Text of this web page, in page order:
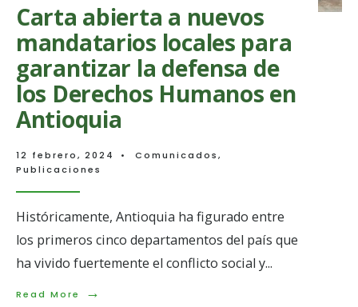
Segovia
(Nordeste
Antioqueño)
Carta abierta a nuevos
mandatarios locales para
garantizar la defensa de
los Derechos Humanos en
Antioquia
12 febrero, 2024 • Comunicados,
Publicaciones
Históricamente, Antioquia ha figurado entre
los primeros cinco departamentos del país que
ha vivido fuertemente el conflicto social y...
Read More →
Read